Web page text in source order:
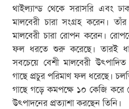
থাইল্যান্ড থেকে সরাসরি এবং
মালবেরী চারা সংগ্রহ করেন।
মালবেরী চারা রোপন করেন।
ফল ধরতে শুরু করেছে। তারই
সবচেয়ে বেশী মালবেরী
গাছে প্রচুর পরিমাণ ফল ধরেছে।
গাছে গড়ে কমপক্ষে ১০ কেজি করে
উৎপাদনের প্রত্যাশা করছেন তিনি।